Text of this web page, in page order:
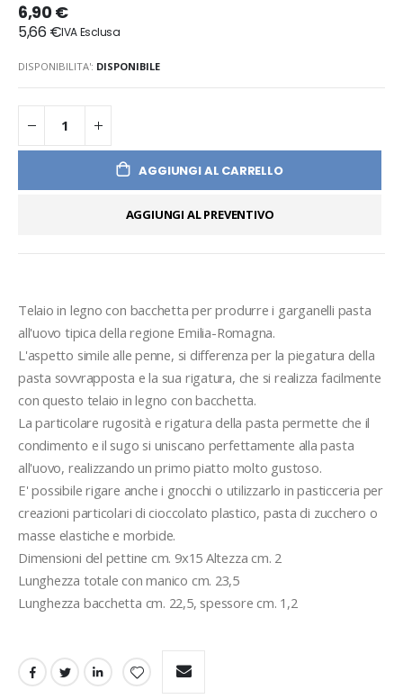
6,90 €
5,66 €
DISPONIBILITA': DISPONIBILE
AGGIUNGI AL CARRELLO
AGGIUNGI AL PREVENTIVO
Telaio in legno con bacchetta per produrre i garganelli pasta
all'uovo tipica della regione Emilia-Romagna.
L'aspetto simile alle penne, si differenza per la piegatura della
pasta sovvrapposta e la sua rigatura, che si realizza facilmente
con questo telaio in legno con bacchetta.
La particolare rugosità e rigatura della pasta permette che il
condimento e il sugo si uniscano perfettamente alla pasta
all'uovo, realizzando un primo piatto molto gustoso.
E' possibile rigare anche i gnocchi o utilizzarlo in pasticceria per
creazioni particolari di cioccolato plastico, pasta di zucchero o
masse elastiche e morbide.
Dimensioni del pettine cm. 9x15 Altezza cm. 2
Lunghezza totale con manico cm. 23,5
Lunghezza bacchetta cm. 22,5, spessore cm. 1,2